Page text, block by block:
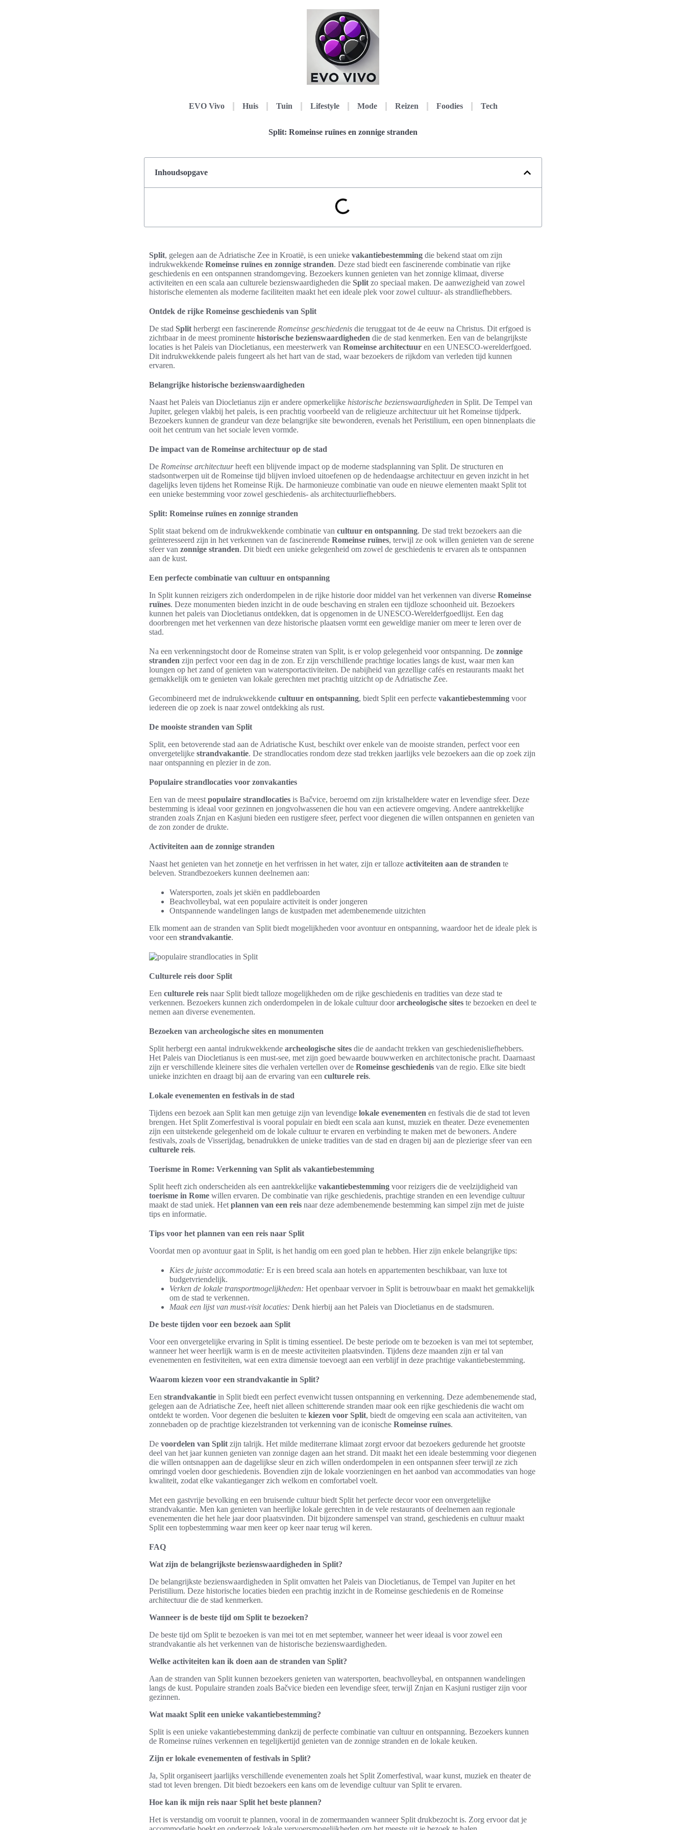
EVO Vivo Huis Tuin Lifestyle Mode Reizen Foodies Tech
Split: Romeinse ruïnes en zonnige stranden
Inhoudsopgave
Split, gelegen aan de Adriatische Zee in Kroatië, is een unieke vakantiebestemming die bekend staat om zijn
indrukwekkende Romeinse ruïnes en zonnige stranden. Deze stad biedt een fascinerende combinatie van rijke
geschiedenis en een ontspannen strandomgeving. Bezoekers kunnen genieten van het zonnige klimaat, diverse
activiteiten en een scala aan culturele bezienswaardigheden die Splitzo speciaal maken. De aanwezigheid van zowel
historische elementen als moderne faciliteiten maakt het een ideale plek voor zowel cultuur- als strandliefhebbers.
Ontdek de rijke Romeinse geschiedenis van Split
De stad Splitherbergt een fascinerende Romeinse geschiedenis die teruggaat tot de 4e eeuw na Christus. Dit erfgoed is
zichtbaar in de meest prominente historische bezienswaardigheden die de stad kenmerken. Een van de belangrijkste
locaties is het Paleis van Diocletianus, een meesterwerk van Romeinse architectuur en een UNESCO-werelderfgoed.
Dit indrukwekkende paleis fungeert als het hart van de stad, waar bezoekers de rijkdom van verleden tijd kunnen
ervaren.
Belangrijke historische bezienswaardigheden
Naast het Paleis van Diocletianus zijn er andere opmerkelijke historische bezienswaardigheden in Split. De Tempel van
Jupiter, gelegen vlakbij het paleis, is een prachtig voorbeeld van de religieuze architectuur uit het Romeinse tijdperk.
Bezoekers kunnen de grandeur van deze belangrijke site bewonderen, evenals het Peristilium, een open binnenplaats die
ooit het centrum van het sociale leven vormde.
De impact van de Romeinse architectuur op de stad
De Romeinse architectuurheeft een blijvende impact op de moderne stadsplanning van Split. De structuren en
stadsontwerpen uit de Romeinse tijd blijven invloed uitoefenen op de hedendaagse architectuur en geven inzicht in het
dagelijks leven tijdens het Romeinse Rijk. De harmonieuze combinatie van oude en nieuwe elementen maakt Split tot
een unieke bestemming voor zowel geschiedenis- als architectuurliefhebbers.
Split: Romeinse ruïnes en zonnige stranden
Split staat bekend om de indrukwekkende combinatie van cultuur en ontspanning. De stad trekt bezoekers aan die
geïnteresseerd zijn in het verkennen van de fascinerende Romeinse ruïnes, terwijl ze ook willen genieten van de serene
sfeer van zonnige stranden. Dit biedt een unieke gelegenheid om zowel de geschiedenis te ervaren als te ontspannen
aan de kust.
Een perfecte combinatie van cultuur en ontspanning
In Split kunnen reizigers zich onderdompelen in de rijke historie door middel van het verkennen van diverse Romeinse
ruïnes. Deze monumenten bieden inzicht in de oude beschaving en stralen een tijdloze schoonheid uit. Bezoekers
kunnen het paleis van Diocletianus ontdekken, dat is opgenomen in de UNESCO-Werelderfgoedlijst. Een dag
doorbrengen met het verkennen van deze historische plaatsen vormt een geweldige manier om meer te leren over de
stad.
Na een verkenningstocht door de Romeinse straten van Split, is er volop gelegenheid voor ontspanning. De zonnige
stranden zijn perfect voor een dag in de zon. Er zijn verschillende prachtige locaties langs de kust, waar men kan
loungen op het zand of genieten van watersportactiviteiten. De nabijheid van gezellige cafés en restaurants maakt het
gemakkelijk om te genieten van lokale gerechten met prachtig uitzicht op de Adriatische Zee.
Gecombineerd met de indrukwekkende cultuur en ontspanning, biedt Split een perfecte vakantiebestemming voor
iedereen die op zoek is naar zowel ontdekking als rust.
De mooiste stranden van Split
Split, een betoverende stad aan de Adriatische Kust, beschikt over enkele van de mooiste stranden, perfect voor een
onvergetelijke strandvakantie. De strandlocaties rondom deze stad trekken jaarlijks vele bezoekers aan die op zoek zijn
naar ontspanning en plezier in de zon.
Populaire strandlocaties voor zonvakanties
Een van de meestpopulaire strandlocaties is Bačvice, beroemd om zijn kristalheldere water en levendige sfeer. Deze
bestemming is ideaal voor gezinnen en jongvolwassenen die hou van een actievere omgeving. Andere aantrekkelijke
stranden zoals Znjan en Kasjuni bieden een rustigere sfeer, perfect voor diegenen die willen ontspannen en genieten van
de zon zonder de drukte.
Activiteiten aan de zonnige stranden
Naast het genieten van het zonnetje en het verfrissen in het water, zijn er talloze activiteiten aan de stranden te
beleven. Strandbezoekers kunnen deelnemen aan:
Watersporten, zoals jet skiën en paddleboarden
Beachvolleybal, wat een populaire activiteit is onder jongeren
Ontspannende wandelingen langs de kustpaden met adembenemende uitzichten
Elk moment aan de stranden van Split biedt mogelijkheden voor avontuur en ontspanning, waardoor het de ideale plek is
voor een strandvakantie.
Culturele reis door Split
Een culturele reis naar Split biedt talloze mogelijkheden om de rijke geschiedenis en tradities van deze stad te
verkennen. Bezoekers kunnen zich onderdompelen in de lokale cultuur doorarcheologische sites te bezoeken en deel te
nemen aan diverse evenementen.
Bezoeken van archeologische sites en monumenten
Split herbergt een aantal indrukwekkende archeologische sites die de aandacht trekken van geschiedenisliefhebbers.
Het Paleis van Diocletianus is een must-see, met zijn goed bewaarde bouwwerken en architectonische pracht. Daarnaast
zijn er verschillende kleinere sites die verhalen vertellen over de Romeinse geschiedenis van de regio. Elke site biedt
unieke inzichten en draagt bij aan de ervaring van een culturele reis.
Lokale evenementen en festivals in de stad
Tijdens een bezoek aan Split kan men getuige zijn van levendige lokale evenementen en festivals die de stad tot leven
brengen. Het Split Zomerfestival is vooral populair en biedt een scala aan kunst, muziek en theater. Deze evenementen
zijn een uitstekende gelegenheid om de lokale cultuur te ervaren en verbinding te maken met de bewoners. Andere
festivals, zoals de Visserijdag, benadrukken de unieke tradities van de stad en dragen bij aan de plezierige sfeer van een
culturele reis.
Toerisme in Rome: Verkenning van Split als vakantiebestemming
Split heeft zich onderscheiden als een aantrekkelijke vakantiebestemming voor reizigers die de veelzijdigheid van
toerisme in Rome willen ervaren. De combinatie van rijke geschiedenis, prachtige stranden en een levendige cultuur
maakt de stad uniek. Hetplannen van een reis naar deze adembenemende bestemming kan simpel zijn met de juiste
tips en informatie.
Tips voor het plannen van een reis naar Split
Voordat men op avontuur gaat in Split, is het handig om een goed plan te hebben. Hier zijn enkele belangrijke tips:
Kies de juiste accommodatie: Er is een breed scala aan hotels en appartementen beschikbaar, van luxe tot
budgetvriendelijk.
Verken de lokale transportmogelijkheden: Het openbaar vervoer in Split is betrouwbaar en maakt het gemakkelijk
om de stad te verkennen.
Maak een lijst van must-visit locaties: Denk hierbij aan het Paleis van Diocletianus en de stadsmuren.
De beste tijden voor een bezoek aan Split
Voor een onvergetelijke ervaring in Split is timing essentieel. De beste periode om te bezoeken is van mei tot september,
wanneer het weer heerlijk warm is en de meeste activiteiten plaatsvinden. Tijdens deze maanden zijn er tal van
evenementen en festiviteiten, wat een extra dimensie toevoegt aan een verblijf in deze prachtige vakantiebestemming.
Waarom kiezen voor een strandvakantie in Split?
Een strandvakantie in Split biedt een perfect evenwicht tussen ontspanning en verkenning. Deze adembenemende stad,
gelegen aan de Adriatische Zee, heeft niet alleen schitterende stranden maar ook een rijke geschiedenis die wacht om
ontdekt te worden. Voor degenen die besluiten te kiezen voor Split, biedt de omgeving een scala aan activiteiten, van
zonnebaden op de prachtige kiezelstranden tot verkenning van de iconische Romeinse ruïnes.
De voordelen van Splitzijn talrijk. Het milde mediterrane klimaat zorgt ervoor dat bezoekers gedurende het grootste
deel van het jaar kunnen genieten van zonnige dagen aan het strand. Dit maakt het een ideale bestemming voor diegenen
die willen ontsnappen aan de dagelijkse sleur en zich willen onderdompelen in een ontspannen sfeer terwijl ze zich
omringd voelen door geschiedenis. Bovendien zijn de lokale voorzieningen en het aanbod van accommodaties van hoge
kwaliteit, zodat elke vakantieganger zich welkom en comfortabel voelt.
Met een gastvrije bevolking en een bruisende cultuur biedt Split het perfecte decor voor een onvergetelijke
strandvakantie. Men kan genieten van heerlijke lokale gerechten in de vele restaurants of deelnemen aan regionale
evenementen die het hele jaar door plaatsvinden. Dit bijzondere samenspel van strand, geschiedenis en cultuur maakt
Split een topbestemming waar men keer op keer naar terug wil keren.
FAQ
Wat zijn de belangrijkste bezienswaardigheden in Split?
De belangrijkste bezienswaardigheden in Split omvatten het Paleis van Diocletianus, de Tempel van Jupiter en het
Peristilium. Deze historische locaties bieden een prachtig inzicht in de Romeinse geschiedenis en de Romeinse
architectuur die de stad kenmerken.
Wanneer is de beste tijd om Split te bezoeken?
De beste tijd om Split te bezoeken is van mei tot en met september, wanneer het weer ideaal is voor zowel een
strandvakantie als het verkennen van de historische bezienswaardigheden.
Welke activiteiten kan ik doen aan de stranden van Split?
Aan de stranden van Split kunnen bezoekers genieten van watersporten, beachvolleybal, en ontspannen wandelingen
langs de kust. Populaire stranden zoals Bačvice bieden een levendige sfeer, terwijl Znjan en Kasjuni rustiger zijn voor
gezinnen.
Wat maakt Split een unieke vakantiebestemming?
Split is een unieke vakantiebestemming dankzij de perfecte combinatie van cultuur en ontspanning. Bezoekers kunnen
de Romeinse ruïnes verkennen en tegelijkertijd genieten van de zonnige stranden en de lokale keuken.
Zijn er lokale evenementen of festivals in Split?
Ja, Split organiseert jaarlijks verschillende evenementen zoals het Split Zomerfestival, waar kunst, muziek en theater de
stad tot leven brengen. Dit biedt bezoekers een kans om de levendige cultuur van Split te ervaren.
Hoe kan ik mijn reis naar Split het beste plannen?
Het is verstandig om vooruit te plannen, vooral in de zomermaanden wanneer Split drukbezocht is. Zorg ervoor dat je